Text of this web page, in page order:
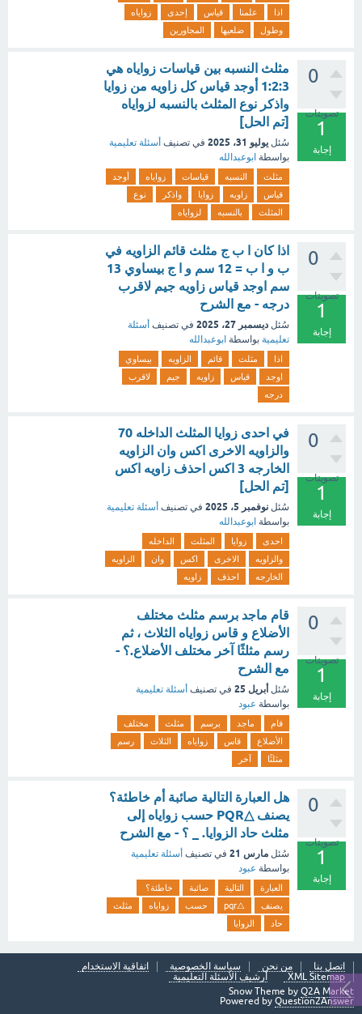
اذا
علمنا قياس إحدى
زواياه
وطول
ضلعيها المجاورين
0
تصويتات
1
إجابة
مثلث النسبه بين قياسات زواياه هي
1:2:3 أوجد قياس كل زاويه من زوايا
واذكر نوع المثلث بالنسبه لزواياه
[تم الحل]
سُئل يوليو 31، 2025 في تصنيف أسئلة تعليمية
بواسطة ابوعبدالله
مثلث النسبه قياسات زواياه
أوجد
قياس
زاويه زوايا واذكر
نوع
المثلث
بالنسبه لزواياه
0
تصويتات
1
إجابة
اذا كان ا ب ج مثلث قائم الزاويه في
ب و ا ب = 12 سم و ا ج بيساوي 13
سم اوجد قياس زاويه جيم لاقرب
درجه - مع الشرح
سُئل ديسمبر 27، 2025 في تصنيف أسئلة
تعليمية بواسطة ابوعبدالله
اذا مثلث قائم الزاويه
بيساوي
اوجد
قياس زاويه جيم
لاقرب
درجه
0
تصويتات
1
إجابة
في احدى زوايا المثلث الداخله 70
والزاويه الاخرى اكس وان الزاويه
الخارجه 3 اكس احذف زاويه اكس
[تم الحل]
سُئل نوفمبر 5، 2025 في تصنيف أسئلة تعليمية
بواسطة ابوعبدالله
احدى زوايا المثلث
الداخله
والزاويه
الاخرى اكس وان
الزاويه
الخارجه
احذف زاويه
0
تصويتات
1
إجابة
قام ماجد برسم مثلث مختلف
الأضلاع و قاس زواياه الثلاث ، ثم
رسم مثلثًا آخر مختلف الأضلاع.؟ -
مع الشرح
سُئل أبريل 25 في تصنيف أسئلة تعليمية
بواسطة عبود
قام ماجد برسم مثلث
مختلف
الأضلاع
قاس زواياه الثلاث
رسم
مثلثًا
آخر
0
تصويتات
1
إجابة
هل العبارة التالية صائبة أم خاطئة؟
يصنف △PQR حسب زواياه إلى
مثلث حاد الزوايا. _ ؟ - مع الشرح
سُئل مارس 21 في تصنيف أسئلة تعليمية
بواسطة عبود
العبارة التالية صائبة
خاطئة؟
يصنف
△pqr حسب زواياه
مثلث
حاد
الزوايا
اتصل بنا من نحن سياسة الخصوصية
اتفاقية الاستخدام
XML Sitemap
أرشيف الأسئلة التعليمية
Snow Theme by Q2A Market
Powered by Question2Answer